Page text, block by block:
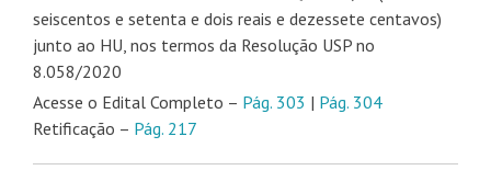
seiscentos e setenta e dois reais e dezessete centavos)
junto ao HU, nos termos da Resolução USP no
8.058/2020
Acesse o Edital Completo – Pág. 303 | Pág. 304
Retificação – Pág. 217